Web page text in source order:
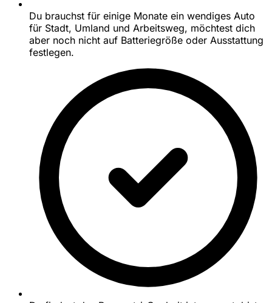
Du brauchst für einige Monate ein wendiges Auto
für Stadt, Umland und Arbeitsweg, möchtest dich
aber noch nicht auf Batteriegröße oder Ausstattung
festlegen.